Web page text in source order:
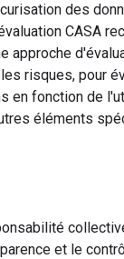
des
CASA
approche
risques, pour
en fonction de
éléments
et le